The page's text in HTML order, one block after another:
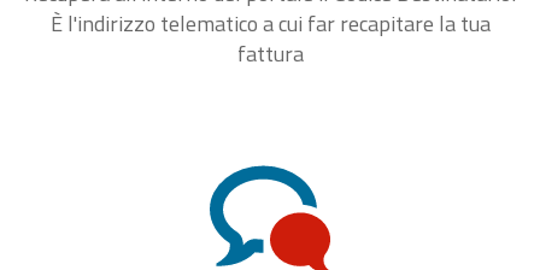
È l'indirizzo telematico a cui far recapitare la tua
fattura